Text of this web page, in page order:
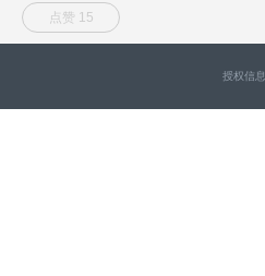
点赞 15
授权信息